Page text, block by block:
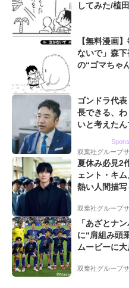
してみた/植
【無料漫画
ないで」森
の“ゴマちゃ
ゴンドラ代
長できる、
いと考えた
双葉社グループ
夏休み必見2
ェント・キ
熱い人間描写
双葉社グループ
「あざとナ
に“肩組み頭
ムービーに大
「粋にも程
双葉社グループ